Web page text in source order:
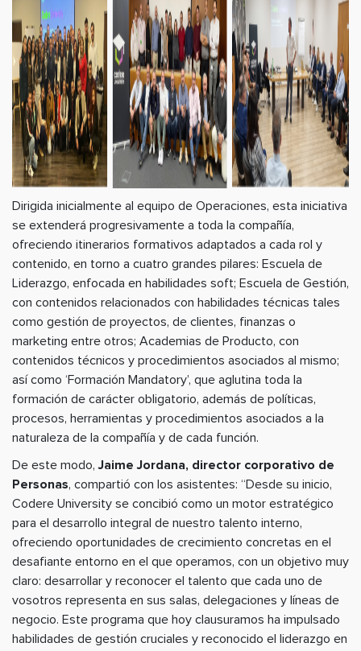
Dirigida inicialmente al equipo de Operaciones, esta iniciativa
se extenderá progresivamente a toda la compañía,
ofreciendo itinerarios formativos adaptados a cada rol y
contenido, en torno a cuatro grandes pilares: Escuela de
Liderazgo, enfocada en habilidades soft; Escuela de Gestión,
con contenidos relacionados con habilidades técnicas tales
como gestión de proyectos, de clientes, finanzas o
marketing entre otros; Academias de Producto, con
contenidos técnicos y procedimientos asociados al mismo;
así como ‘Formación Mandatory’, que aglutina toda la
formación de carácter obligatorio, además de políticas,
procesos, herramientas y procedimientos asociados a la
naturaleza de la compañía y de cada función.
De este modo,Jaime Jordana, director corporativo de
Personas, compartió con los asistentes: “Desde su inicio,
Codere University se concibió como un motor estratégico
para el desarrollo integral de nuestro talento interno,
ofreciendo oportunidades de crecimiento concretas en el
desafiante entorno en el que operamos, con un objetivo muy
claro: desarrollar y reconocer el talento que cada uno de
vosotros representa en sus salas, delegaciones y líneas de
negocio. Este programa que hoy clausuramos ha impulsado
habilidades de gestión cruciales y reconocido el liderazgo en